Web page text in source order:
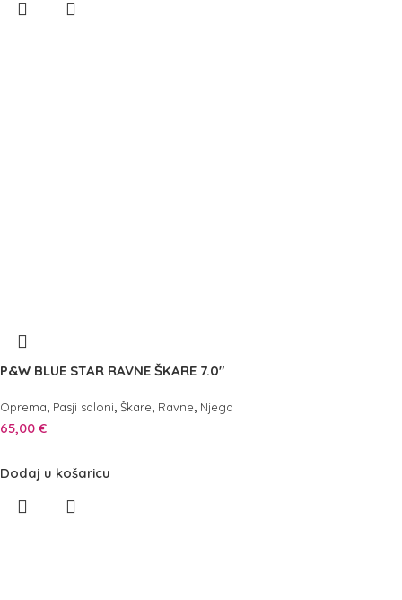
P&W BLUE STAR RAVNE ŠKARE 7.0″
Oprema, Pasji saloni, Škare, Ravne, Njega
65,00 €
Dodaj u košaricu